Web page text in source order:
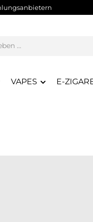
VAPES E-